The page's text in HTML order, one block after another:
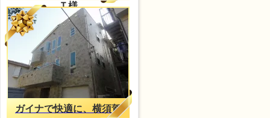
Ｔ様
ガイナで快適に、横須賀